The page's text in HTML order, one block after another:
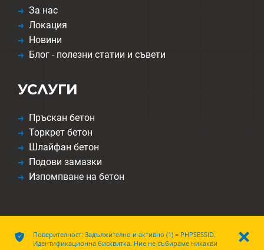
За нас
Локация
Новини
Блог - полезни статии и съвети
УСЛУГИ
Пръскан бетон
Торкрет бетон
Шлайфан бетон
Подови замазки
Изпомпване на бетон
ı
ͳ
Поверителност: Задължително и активно (1) = PHPSESSID.
Идентификационна бисквитка. Ние не събираме никакви